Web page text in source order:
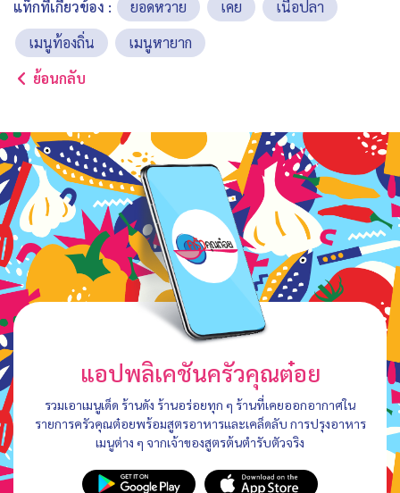
แท็กที่เกี่ยวข้อง : ยอดหวาย เคย
เนื้อปลา
เมนูท้องถิ่น
เมนูหายาก
ย้อนกลับ
แอปพลิเคชันครัวคุณต๋อย
รวมเอาเมนูเด็ด ร้านดัง ร้านอร่อยทุก ๆ ร้านที่เคยออกอากาศใน
รายการครัวคุณต๋อยพร้อมสูตรอาหารและเคล็ดลับ การปรุงอาหาร
เมนูต่าง ๆ จากเจ้าของสูตรต้นตำรับตัวจริง